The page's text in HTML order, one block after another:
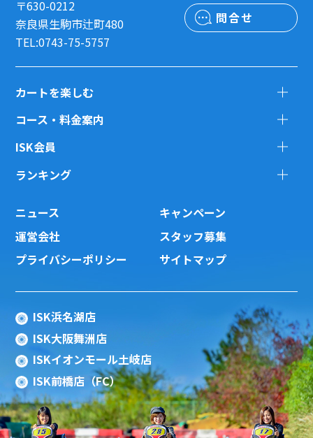
〒630-0212
奈良県生駒市辻町480
TEL:0743-75-5757
問合せ
カートを楽しむ
コース・料金案内
ISK会員
ランキング
ニュース
キャンペーン
運営会社
スタッフ募集
プライバシーポリシー
サイトマップ
ISK浜名湖店
ISK大阪舞洲店
ISKイオンモール土岐店
ISK前橋店（FC）